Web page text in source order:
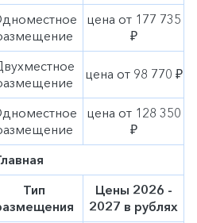
партнёрами, детьми,
что делать со злостью,
(Цель: научить участников
эмоциями бережнее, без
себя обесценивать»
по другому
снизить внутреннюю
к себе).
цена от 177 735
₽
цена от 98 770 ₽
цена от 128 350
₽
Тип
Цены 2026 -
2027 в рублях